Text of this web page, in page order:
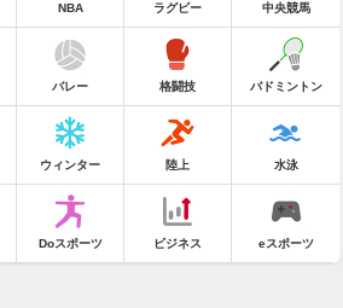
NBA ラグビー 中央競馬
バレー 格闘技 バドミントン
ウィンター 陸上 水泳
Doスポーツ ビジネス eスポーツ